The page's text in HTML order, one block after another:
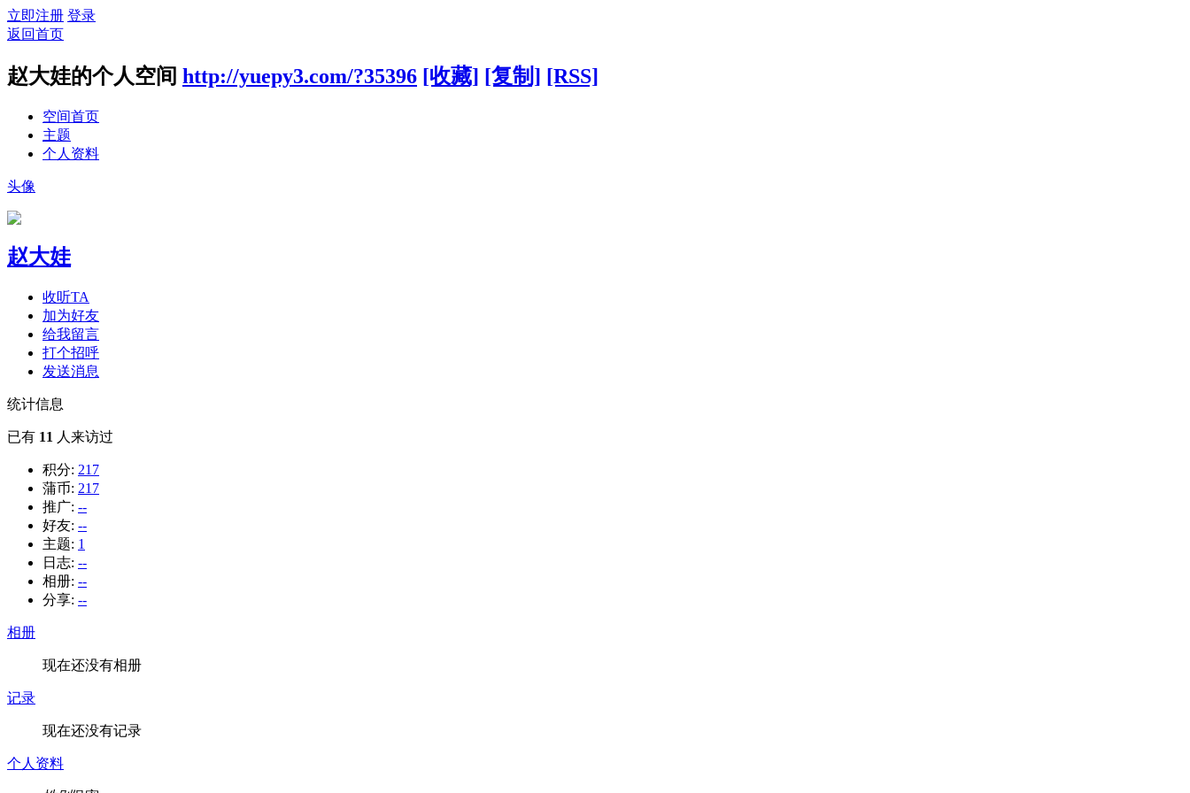
立即注册 登录
返回首页
赵大娃的个人空间 http://yuepy3.com/?35396 [收藏] [复制] [RSS]
空间首页
主题
个人资料
头像
赵大娃
收听TA
加为好友
给我留言
打个招呼
发送消息
统计信息
已有 11 人来访过
积分: 217
蒲币: 217
推广: --
好友: --
主题: 1
日志: --
相册: --
分享: --
相册
现在还没有相册
记录
现在还没有记录
个人资料